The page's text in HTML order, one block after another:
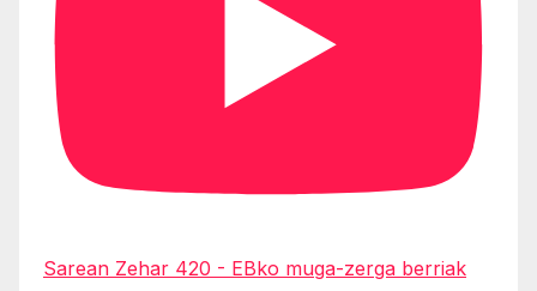
Sarean Zehar 420 - EBko muga-zerga berriak